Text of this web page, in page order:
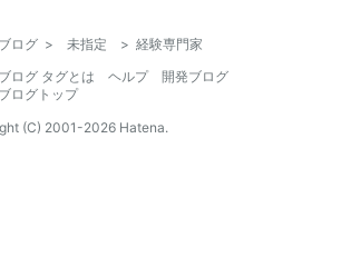
ログ > 未指定 > 経験専門家
ログ タグとは
ヘルプ
開発ブログ
ログトップ
(C) 2001-2026 Hatena.